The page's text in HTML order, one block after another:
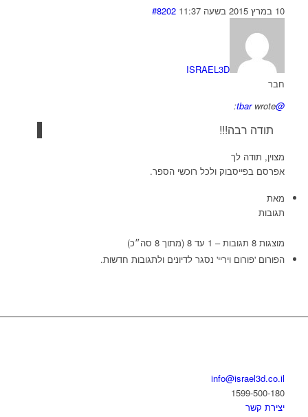
10 במרץ 2015 בשעה 11:37
#8202
ISRAEL3D
חבר
@tbar
wrote:
תודה רבה!!!
מצוין, תודה לך
אפרסם בפייסבוק ולכל רוכשי הספר.
מאת
תגובות
מוצגות 8 תגובות – 1 עד 8 (מתוך 8 סה״כ)
הפורום 'פורום ויריי' נסגר לדיונים ולתגובות חדשות.
info@israel3d.co.il
1599-500-180
יצירת קשר